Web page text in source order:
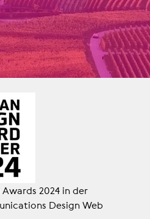
digitaler
der
mehr Enga­ge­
2024 in der
Design Web